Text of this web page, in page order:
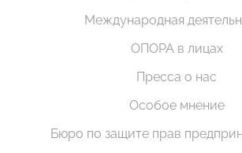
Международная
ОПОРА в лицах
Пресса о нас
Особое мнение
Бюро по защите прав